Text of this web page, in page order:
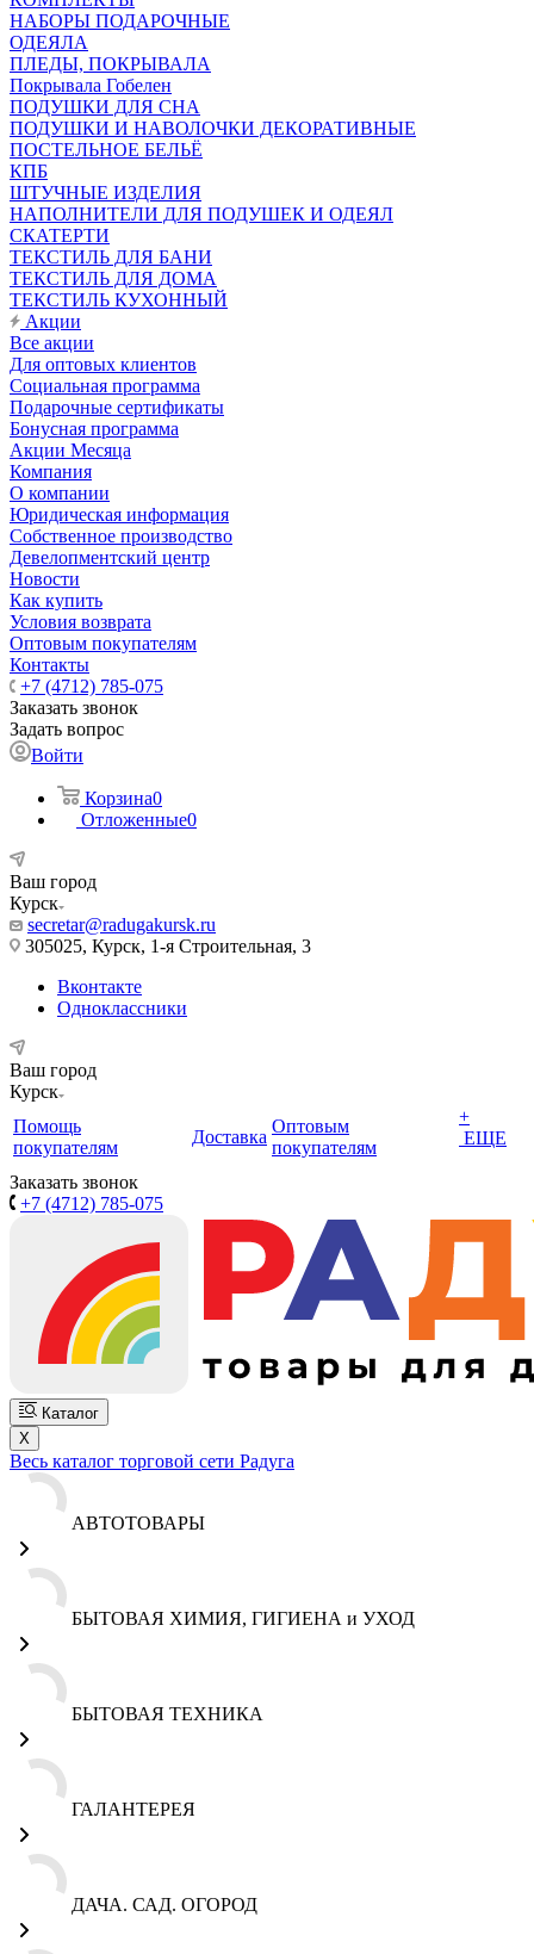
НАБОРЫ ПОДАРОЧНЫЕ
ОДЕЯЛА
ПЛЕДЫ, ПОКРЫВАЛА
Покрывала Гобелен
ПОДУШКИ ДЛЯ СНА
ПОДУШКИ И НАВОЛОЧКИ ДЕКОРАТИВНЫЕ
ПОСТЕЛЬНОЕ БЕЛЬЁ
КПБ
ШТУЧНЫЕ ИЗДЕЛИЯ
НАПОЛНИТЕЛИ ДЛЯ ПОДУШЕК И ОДЕЯЛ
СКАТЕРТИ
ТЕКСТИЛЬ ДЛЯ БАНИ
ТЕКСТИЛЬ ДЛЯ ДОМА
ТЕКСТИЛЬ КУХОННЫЙ
Акции
Все акции
Для оптовых клиентов
Социальная программа
Подарочные сертификаты
Бонусная программа
Акции Месяца
Компания
О компании
Юридическая информация
Собственное производство
Девелопментский центр
Новости
Как купить
Условия возврата
Оптовым покупателям
Контакты
+7 (4712) 785-075
Заказать звонок
Задать вопрос
Войти
Корзина0
Отложенные0
Ваш город
Курск
secretar@radugakursk.ru
305025, Курск, 1-я Строительная, 3
Вконтакте
Одноклассники
Ваш город
Курск
Помощь
покупателям
Доставка
Оптовым
покупателям
+
ЕЩЕ
Заказать звонок
+7 (4712) 785-075
Каталог
X
Весь каталог торговой сети Радуга
АВТОТОВАРЫ
БЫТОВАЯ ХИМИЯ, ГИГИЕНА и УХОД
БЫТОВАЯ ТЕХНИКА
ГАЛАНТЕРЕЯ
ДАЧА. САД. ОГОРОД